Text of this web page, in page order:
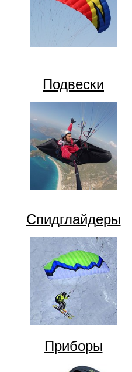
Подвески
Спидглайдеры
Приборы